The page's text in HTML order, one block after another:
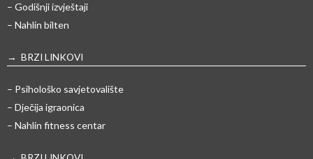
– Godišnji izvještaji
– Nahlin bilten
→ BRZI LINKOVI
– Psihološko savjetovalište
– Dječija igraonica
– Nahlin fitness centar